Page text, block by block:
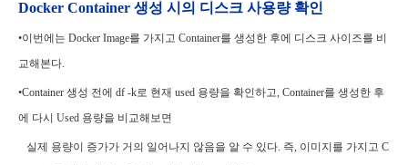
Docker Container 생성 시의 디스크 사용량 확인
•이번에는 Docker Image를 가지고 Container를 생성한 후에 디스크 사이즈를 비
교해본다.
•Container 생성 전에 df -k로 현재 used 용량을 확인하고, Container를 생성한 후
에 다시 Used 용량을 비교해보면
실제 용량이 증가가 거의 일어나지 않음을 알 수 있다. 즉, 이미지를 가지고 C